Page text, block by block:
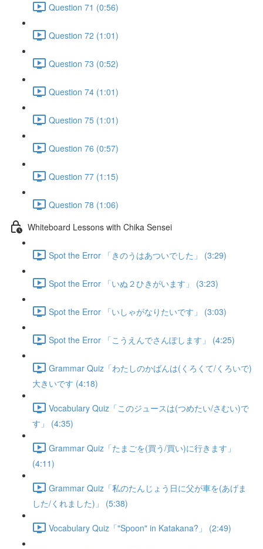
Question 71 (0:56)
Question 72 (1:01)
Question 73 (0:52)
Question 74 (1:01)
Question 75 (1:01)
Question 76 (0:57)
Question 77 (1:15)
Question 78 (1:06)
Whiteboard Lessons with Chika Sensei
Spot the Error 「きのうはあついでした」 (3:29)
Spot the Error 「いぬ２ひきがいます」 (3:23)
Spot the Error 「いしゃがなりたいです」 (3:03)
Spot the Error 「こうえんでさんぽします」 (4:25)
Grammar Quiz「わたしのかばんは(くろくて/くろいで)
大きいです (4:18)
Vocabulary Quiz「このジュースは(つめたい/さむい)で
す」 (4:35)
Grammar Quiz「たまごを(買う/買い)に行きます」
(4:11)
Grammar Quiz「私のたんじょう日に父が車を(あげま
した/くれました)」 (5:38)
Vocabulary Quiz「"Spoon" in Katakana?」 (2:49)